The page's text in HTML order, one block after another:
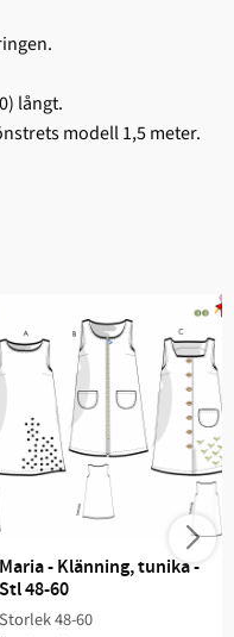
långt.
modell 1,5 meter.
Maria - Klänning, tunika -
Stl 48-60
Storlek 48-60​​​​